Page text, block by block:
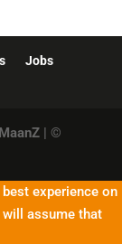
Jobs
MaanZ | ©
experience on
assume that